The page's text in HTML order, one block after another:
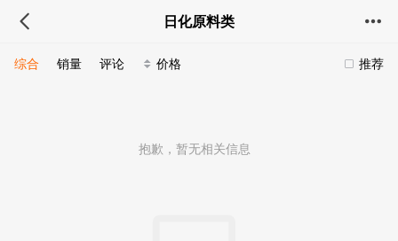
日化原料类
推荐
综合 销量 评论 价格
抱歉，暂无相关信息